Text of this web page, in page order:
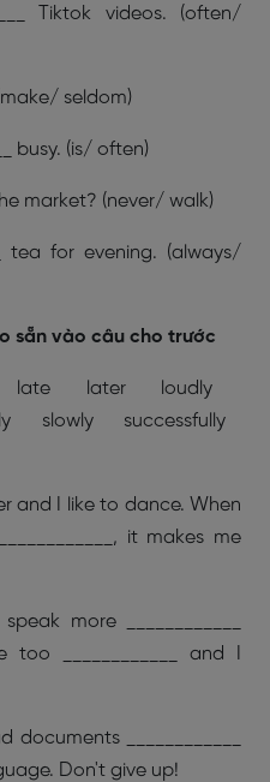
Tiktok videos. (often/
seldom)
busy. (is/ often)
market? (never/ walk)
tea for evening. (always/
sẵn vào câu cho trước
late later loudly
slowly successfully
and I like to dance. When
it makes me
more ____________
____________ and I
____________
Don't give up!